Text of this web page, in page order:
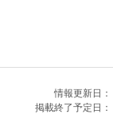
情報更新日：
掲載終了予定日：